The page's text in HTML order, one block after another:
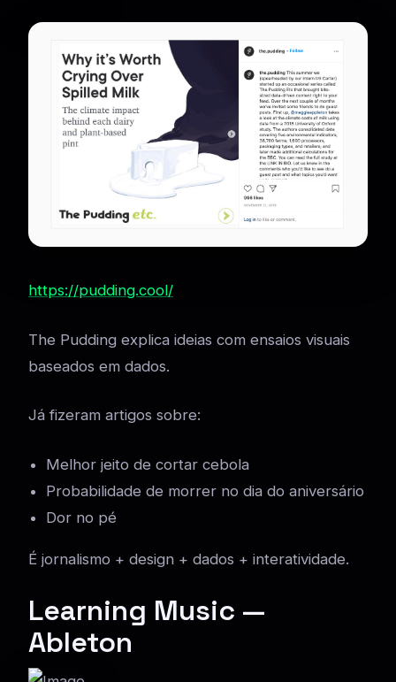
https://pudding.cool/
The Pudding explica ideias com ensaios visuais
baseados em dados.
Já fizeram artigos sobre:
Melhor jeito de cortar cebola
Probabilidade de morrer no dia do aniversário
Dor no pé
É jornalismo + design + dados + interatividade.
Learning Music —
Ableton